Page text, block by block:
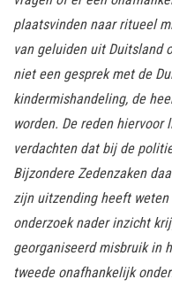
plaatsvinden naar ritueel
van geluiden uit Duitsland
niet een gesprek met de
kindermishandeling, de
worden. De reden
verdachten dat bij de
Bijzondere Zedenzaken
zijn uitzending heeft
onderzoek nader inzicht
georganiseerd misbruik in
tweede onafhankelijk